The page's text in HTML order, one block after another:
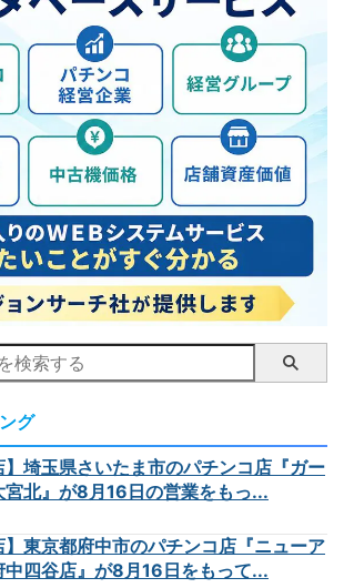
グ
】埼玉県さいたま市のパチンコ店『ガー
宮北』が8月16日の営業をもっ...
】東京都府中市のパチンコ店『ニューア
中四谷店』が8月16日をもって...